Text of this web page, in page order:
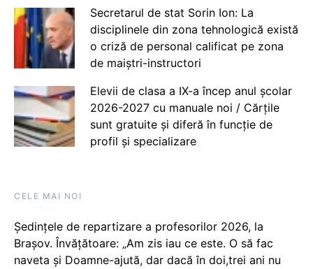
Secretarul de stat Sorin Ion: La
disciplinele din zona tehnologică există
o criză de personal calificat pe zona
de maiștri-instructori
Elevii de clasa a IX-a încep anul școlar
2026-2027 cu manuale noi / Cărțile
sunt gratuite și diferă în funcție de
profil și specializare
CELE MAI NOI
Ședințele de repartizare a profesorilor 2026, la
Brașov. Învățătoare: „Am zis iau ce este. O să fac
naveta și Doamne-ajută, dar dacă în doi,trei ani nu